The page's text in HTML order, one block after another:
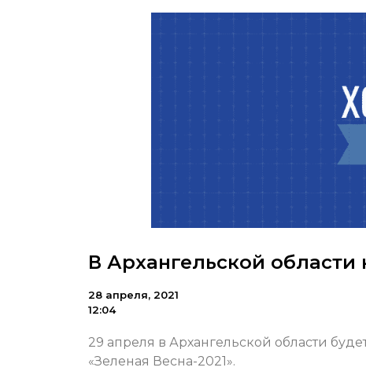
В Архангельской области
28 апреля, 2021
12:04
29 апреля в Архангельской области
«Зеленая Весна-2021».